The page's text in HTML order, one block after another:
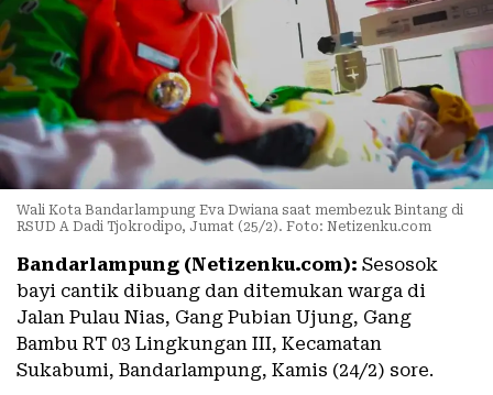
Wali Kota Bandarlampung Eva Dwiana saat membezuk Bintang di
RSUD A Dadi Tjokrodipo, Jumat (25/2). Foto: Netizenku.com
Bandarlampung (Netizenku.com): Sesosok
bayi cantik dibuang dan ditemukan warga di
Jalan Pulau Nias, Gang Pubian Ujung, Gang
Bambu RT 03 Lingkungan III, Kecamatan
Sukabumi, Bandarlampung, Kamis (24/2) sore.